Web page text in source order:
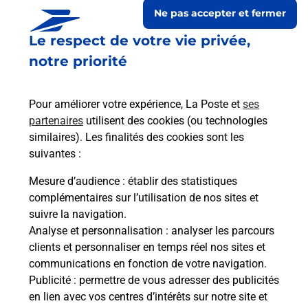
Le respect de votre vie privée,
notre priorité
Pour améliorer votre expérience, La Poste et ses
partenaires utilisent des cookies (ou technologies
similaires). Les finalités des cookies sont les
suivantes :
Mesure d’audience : établir des statistiques
complémentaires sur l’utilisation de nos sites et
suivre la navigation.
Analyse et personnalisation : analyser les parcours
clients et personnaliser en temps réel nos sites et
communications en fonction de votre navigation.
Publicité : permettre de vous adresser des publicités
en lien avec vos centres d’intérêts sur notre site et
Ne pas accepter et fermer
Prochaine collecte du courriersamedià 08h00
16 Grande Rue
25170 Noironte
Itinéraire
Le lien s'ouvre dans un nouvel onglet